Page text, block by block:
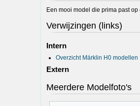
Een mooi model die prima past
Verwijzingen (links)
Intern
Overzicht Märklin H0
Extern
Meerdere Modelfoto's